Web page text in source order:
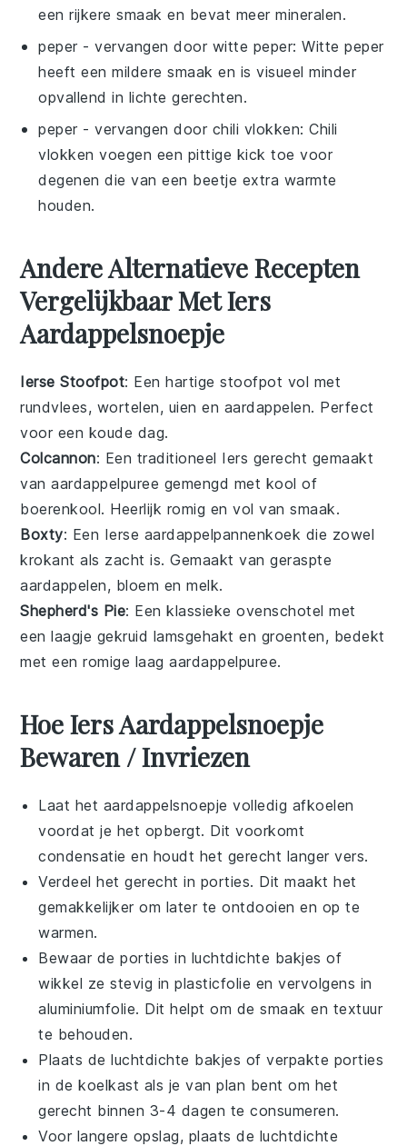
een rijkere smaak en bevat meer mineralen.
peper - vervangen door witte peper: Witte peper
heeft een mildere smaak en is visueel minder
opvallend in lichte gerechten.
peper - vervangen door chili vlokken: Chili
vlokken voegen een pittige kick toe voor
degenen die van een beetje extra warmte
houden.
Andere Alternatieve Recepten
Vergelijkbaar Met Iers
Aardappelsnoepje
Ierse Stoofpot: Een hartige stoofpot vol met
rundvlees, wortelen, uien en aardappelen. Perfect
voor een koude dag.
Colcannon: Een traditioneel Iers gerecht gemaakt
vanaardappelpuree gemengd met kool of
boerenkool. Heerlijk romig en vol van smaak.
Boxty: Een Ierse aardappelpannenkoek die zowel
krokant als zacht is. Gemaakt van geraspte
aardappelen, bloem enmelk.
Shepherd's Pie: Een klassieke ovenschotel met
een laagje gekruid lamsgehakt en groenten, bedekt
met een romige laagaardappelpuree.
Hoe Iers Aardappelsnoepje
Bewaren / Invriezen
Laat het aardappelsnoepje volledig afkoelen
voordat je het opbergt. Dit voorkomt
condensatie en houdt het gerecht langer vers.
Verdeel het gerecht in porties. Dit maakt het
gemakkelijker om later te ontdooien en op te
warmen.
Bewaar de porties in luchtdichte bakjes of
wikkel ze stevig inplasticfolie en vervolgens in
aluminiumfolie. Dit helpt om de smaak en textuur
te behouden.
Plaats de luchtdichte bakjes of verpakte porties
in de koelkast als je van plan bent om het
gerecht binnen 3-4 dagen te consumeren.
Voor langere opslag, plaats de luchtdichte